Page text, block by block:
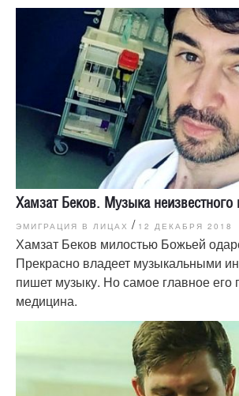
Хамзат Беков. Музыка неизвестного
ЭМИГРАЦИЯ В ЛИЦАХ / 12 ДЕКАБРЯ 2018
Хамзат Беков милостью Божьей
Прекрасно владеет музыкальными
пишет музыку. Но самое главное его
медицина.